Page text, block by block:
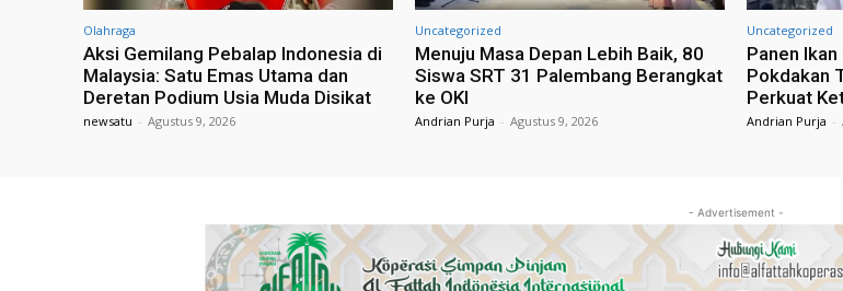
Olahraga
Aksi Gemilang Pebalap Indonesia di
Malaysia: Satu Emas Utama dan
Deretan Podium Usia Muda Disikat
newsatu - Agustus 9, 2026
Uncategorized
Menuju Masa Depan Lebih Baik, 80
Siswa SRT 31 Palembang Berangkat
ke OKI
Andrian Purja - Agustus 9, 2026
Uncategorized
Panen
Pokdakan
Perkuat
Andrian Purja -
- Advertisement -